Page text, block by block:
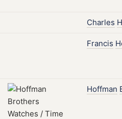
Charles
Francis
Hoffman